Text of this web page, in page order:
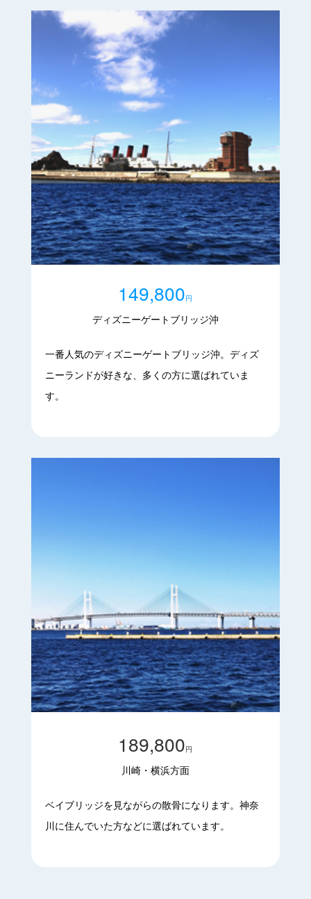
149,800円
ディズニーゲートブリッジ沖
一番人気のディズニーゲートブリッジ沖。ディズ
ニーランドが好きな、多くの方に選ばれていま
す。
189,800円
川崎・横浜方面
ベイブリッジを見ながらの散骨になります。神奈
川に住んでいた方などに選ばれています。